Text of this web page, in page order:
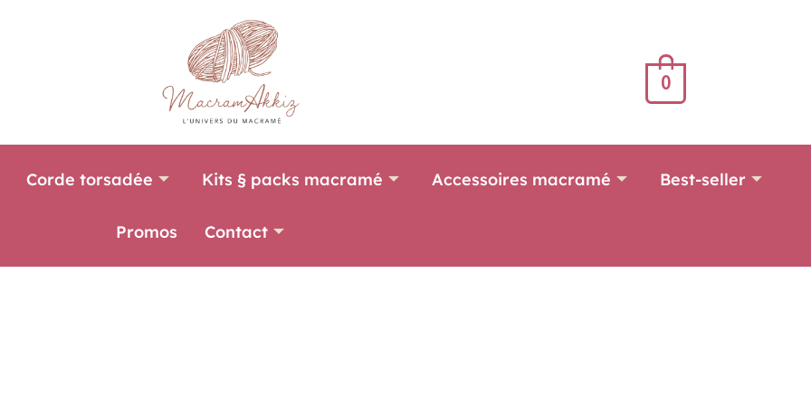
0
Corde torsadée Kits § packs macramé Accessoires macramé Best-seller
Promos Contact